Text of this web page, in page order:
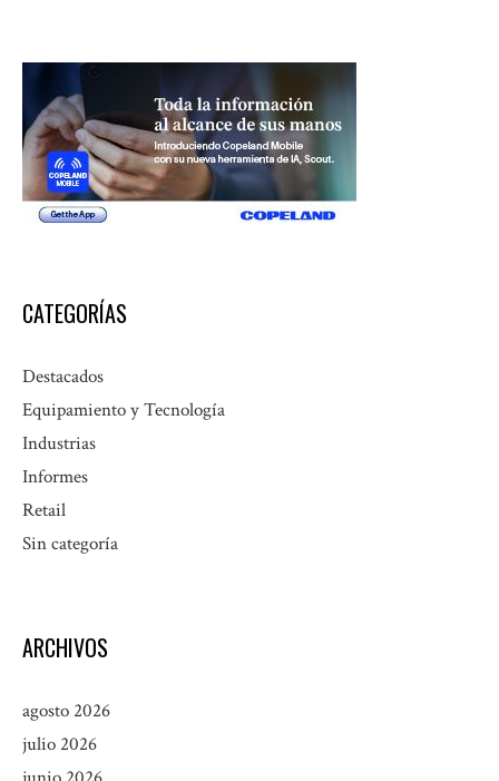
CATEGORÍAS
Destacados
Equipamiento y Tecnología
Industrias
Informes
Retail
Sin categoría
ARCHIVOS
agosto 2026
julio 2026